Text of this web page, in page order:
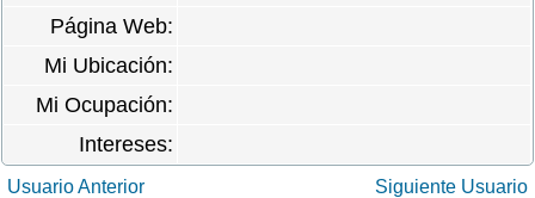
Página Web:
Mi Ubicación:
Mi Ocupación:
Intereses:
Usuario Anterior Siguiente Usuario